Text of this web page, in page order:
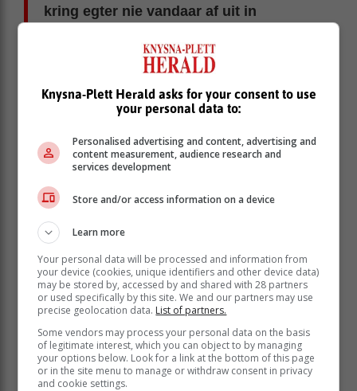
kring egter nie vandaar af uit in
mens 'n klippie in 'n waterpoel gooi nie.
Dit beweeg min of meer in een rigting na die agterkant
van die brein. Dit lyk asof die gebeure en gedagtes
georden en gestoor word as geheue in die brein se
databank.
Diep slaap
Knysna-Plett Herald asks for your consent to use
your personal data to:
Personalised advertising and content, advertising and
content measurement, audience research and
services development
Store and/or access information on a device
Learn more
Your personal data will be processed and information from
your device (cookies, unique identifiers and other device data)
may be stored by, accessed by and shared with 28 partners
or used specifically by this site. We and our partners may use
precise geolocation data. List of partners.
Some vendors may process your personal data on the basis
of legitimate interest, which you can object to by managing
your options below. Look for a link at the bottom of this page
or in the site menu to manage or withdraw consent in privacy
and cookie settings.